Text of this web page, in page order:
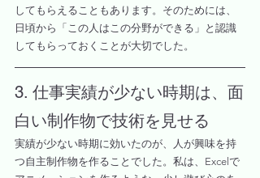
してもらえることもあります。そのためには、
日頃から「この人はこの分野ができる」と認識
してもらっておくことが大切でした。
3. 仕事実績が少ない時期は、面
白い制作物で技術を見せる
実績が少ない時期に効いたのが、人が興味を持
つ自主制作物を作ることでした。私は、Excelで